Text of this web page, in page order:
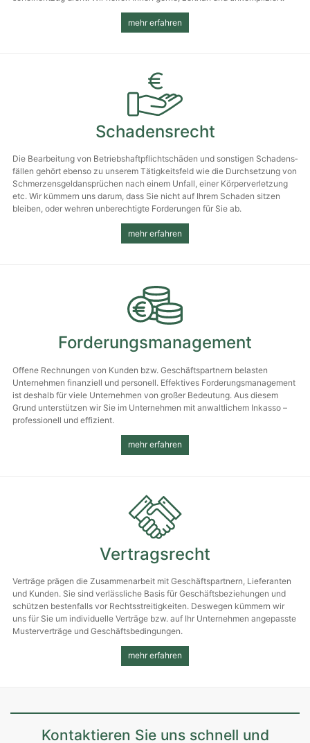
mehr erfahren
Schadensrecht
Die Bearbeitung von Betriebs­haft­pflicht­schäden und sonstigen Schadens­
fällen gehört ebenso zu unserem Tätigkeits­feld wie die Durchsetzung von
Schmerzens­geld­ansprüchen nach einem Unfall, einer Körper­verletzung
etc. Wir kümmern uns darum, dass Sie nicht auf Ihrem Schaden sitzen
bleiben, oder wehren unberechtigte Forderungen für Sie ab.
mehr erfahren
Forderungs­management
Offene Rechnungen von Kunden bzw. Geschäfts­partnern belasten
Unternehmen finanziell und personell. Effektives Forderungs­management
ist deshalb für viele Unter­nehmen von großer Bedeutung. Aus diesem
Grund unter­stützen wir Sie im Unter­nehmen mit anwaltlichem Inkasso –
professionell und effizient.
mehr erfahren
Vertragsrecht
Verträge prägen die Zusammen­arbeit mit Geschäfts­partnern, Lieferanten
und Kunden. Sie sind verlässliche Basis für Geschäfts­beziehungen und
schützen bestenfalls vor Rechts­streitigkeiten. Deswegen kümmern wir
uns für Sie um individuelle Verträge bzw. auf Ihr Unternehmen angepasste
Muster­verträge und Geschäfts­bedingungen.
mehr erfahren
Kontaktieren Sie uns schnell und